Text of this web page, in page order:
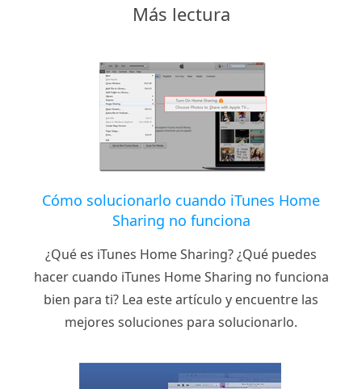
Más lectura
Cómo solucionarlo cuando iTunes Home
Sharing no funciona
¿Qué es iTunes Home Sharing? ¿Qué puedes
hacer cuando iTunes Home Sharing no funciona
bien para ti? Lea este artículo y encuentre las
mejores soluciones para solucionarlo.